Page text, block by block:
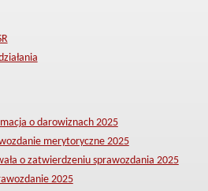
o darowiznach 2025
merytoryczne 2025
o zatwierdzeniu sprawozdania 2025
2025